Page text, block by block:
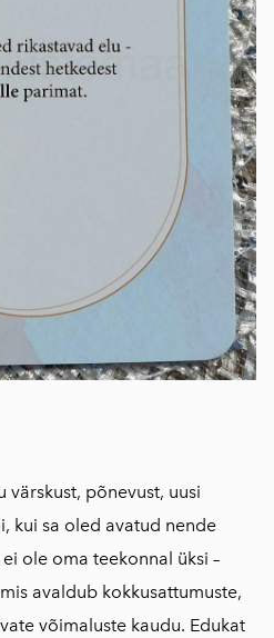
värskust, põnevust, uusi
kui sa oled avatud nende
ole oma teekonnal üksi –
avaldub kokkusattumuste,
võimaluste kaudu. Edukat